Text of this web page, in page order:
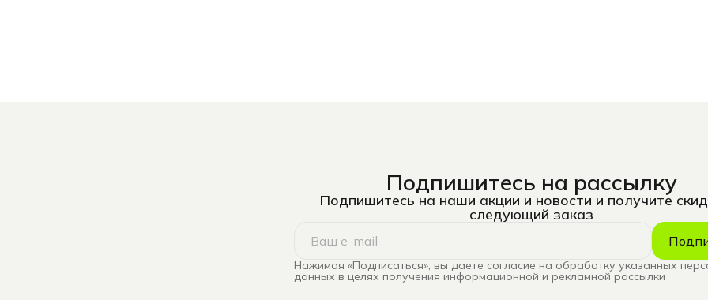
Подпишитесь на рассылку
Подпишитесь на наши акции и новости и получите
следующий заказ
Нажимая «Подписаться», вы даете согласие на обработку указанных
данных в целях получения информационной и рекламной рассылки